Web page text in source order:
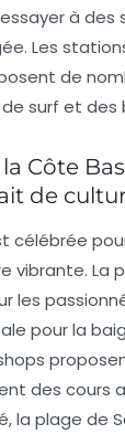
à des
. Les
de
surf et des
Côte
de
célébrée
vibrante. La
les
pour la
des cours
la plage de